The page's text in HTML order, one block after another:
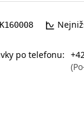
K160008
po telefonu: